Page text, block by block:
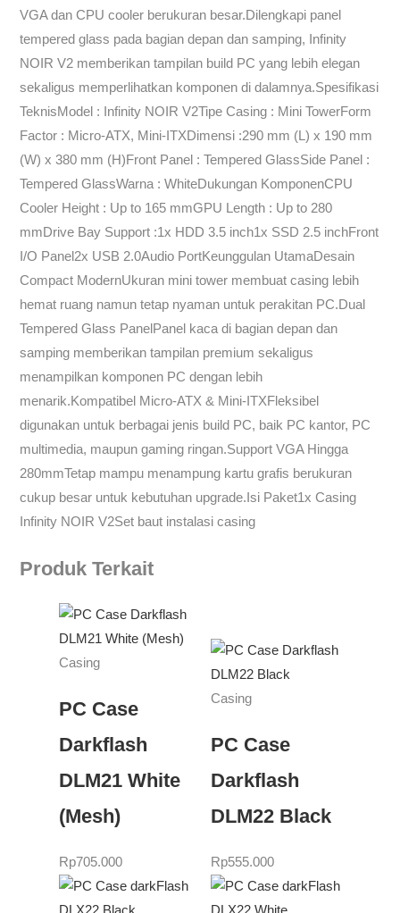
VGA dan CPU cooler berukuran besar.Dilengkapi panel
tempered glass pada bagian depan dan samping, Infinity
NOIR V2 memberikan tampilan build PC yang lebih elegan
sekaligus memperlihatkan komponen di dalamnya.Spesifikasi
TeknisModel : Infinity NOIR V2Tipe Casing : Mini TowerForm
Factor : Micro-ATX, Mini-ITXDimensi :290 mm (L) x 190 mm
(W) x 380 mm (H)Front Panel : Tempered GlassSide Panel :
Tempered GlassWarna : WhiteDukungan KomponenCPU
Cooler Height : Up to 165 mmGPU Length : Up to 280
mmDrive Bay Support :1x HDD 3.5 inch1x SSD 2.5 inchFront
I/O Panel2x USB 2.0Audio PortKeunggulan UtamaDesain
Compact ModernUkuran mini tower membuat casing lebih
hemat ruang namun tetap nyaman untuk perakitan PC.Dual
Tempered Glass PanelPanel kaca di bagian depan dan
samping memberikan tampilan premium sekaligus
menampilkan komponen PC dengan lebih
menarik.Kompatibel Micro-ATX & Mini-ITXFleksibel
digunakan untuk berbagai jenis build PC, baik PC kantor, PC
multimedia, maupun gaming ringan.Support VGA Hingga
280mmTetap mampu menampung kartu grafis berukuran
cukup besar untuk kebutuhan upgrade.Isi Paket1x Casing
Infinity NOIR V2Set baut instalasi casing
Produk Terkait
Casing
PC Case
Darkflash
DLM21 White
(Mesh)
Rp705.000
Casing
PC Case
Darkflash
DLM22 Black
Rp555.000